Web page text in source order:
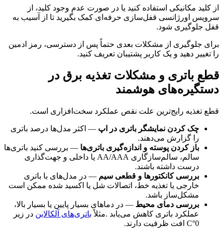
از کلید مکانیکی استفاده کنید یا در صورت عدم وجود کلید، از
سرویس اورژانسی قفل‌سازی حرفه‌ای کمک بگیرید تا از آسیب به
قفل جلوگیری شود.
برای جلوگیری از مشکلات بعدی حتماً پس از دسترسی، رمز ادمین
را تغییر دهید و یک کاربر پشتیبان تعریف کنید.
قطع باتری و مشکلات تغذیه برق در
دستگیره‌های هوشمند
قطع تغذیه رایج‌ترین علت نقص عملکرد سخت‌افزاری است.
چک کردن نمایشگر باتری در اپ — اکثر مدل‌ها درصد باتری
را گزارش می‌دهند.
باز کردن پوسته و اندازه‌گیری باتری‌ها — بررسی کنید باتری‌ها
سالم، سالم‌سازگاری AA/AAA یا داخلی و جهت‌گذاری
درست داشته باشند.
بررسی کانکتورها و قطعی سیم — در مدل‌های با باتری
خارجی یا تغذیه خط، اتصالات شل یا اکسید شده ممکن است
مشکل‌ساز باشد.
بررسی دمای محیط — در دماهای بسیار پایین یا بسیار بالا،
عملکرد باتری کاهش می‌یابد .مثلاًباتری‌های آلکالاین در زیر
0°C افت ظرفیت دارند.